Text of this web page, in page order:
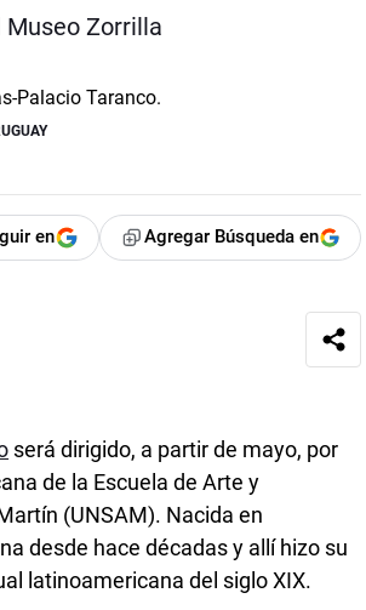
Zorrilla
en Agregar Búsqueda en
será dirigido, a partir de mayo, por
de la Escuela de Arte y
(UNSAM). Nacida en
desde hace décadas y allí hizo su
latinoamericana del siglo XIX.